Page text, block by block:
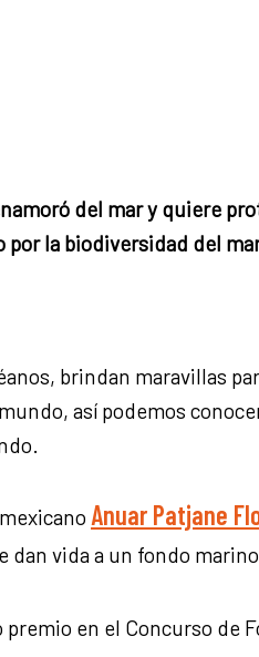
del mar y quiere
por la biodiversidad del
brindan maravillas
así podemos
Anuar Patjane
dan vida a un fondo
en el Concurso de